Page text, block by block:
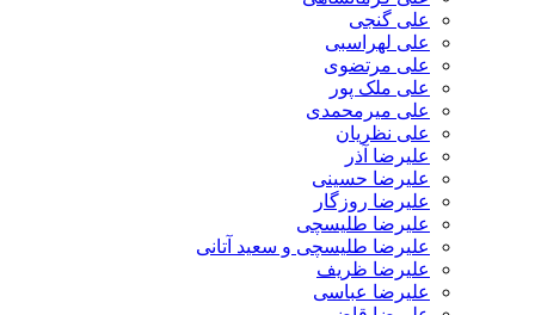
علی گنجی
علی لهراسبی
علی مرتضوی
علی ملک پور
علی میرمحمدی
علی نظریان
علیرضا آذر
علیرضا حسینی
علیرضا روزگار
علیرضا طلیسچی
علیرضا طلیسچی و سعید آتانی
علیرضا ظریف
علیرضا عباسی